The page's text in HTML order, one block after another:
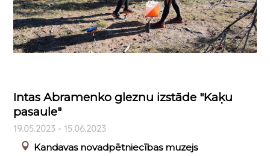
Intas Abramenko gleznu izstāde "Kaķu
pasaule"
19.05.2023 - 15.06.2023
Kandavas novadpētniecības muzejs